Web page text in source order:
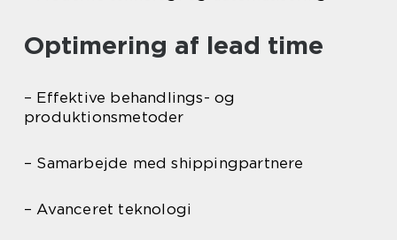
Optimering af lead time
– Effektive behandlings- og
produktionsmetoder
– Samarbejde med shippingpartnere
– Avanceret teknologi